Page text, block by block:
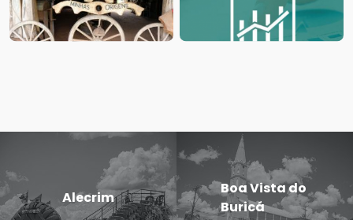
Alecrim
Boa Vista do
Buricá